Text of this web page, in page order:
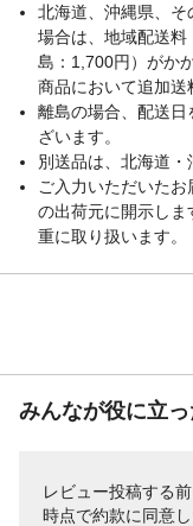
北海道、沖縄県、そ
場合は、地域配送
島：1,700円）がか
商品において追加送
離島の場合、配送
ざいます。
別送品は、北海道・
ご入力いただいた
の出荷元に開示し
重に取り扱います。
みんなが役に立
レビュー投稿する
時点で約款に同意